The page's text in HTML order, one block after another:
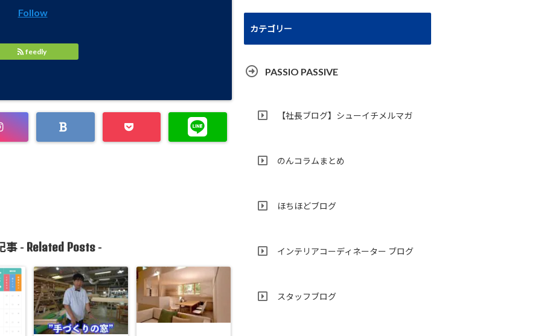
Follow
feedly
事 - Related Posts-
カテゴリー
PASSIO PASSIVE
【社長ブログ】シューイチメルマガ
のんコラムまとめ
ほちほどブログ
インテリアコーディネーター ブログ
スタッフブログ